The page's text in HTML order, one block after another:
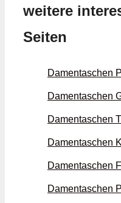
weitere
Seiten
Damentaschen
Damentaschen
Damentaschen
Damentaschen
Damentaschen
Damentaschen